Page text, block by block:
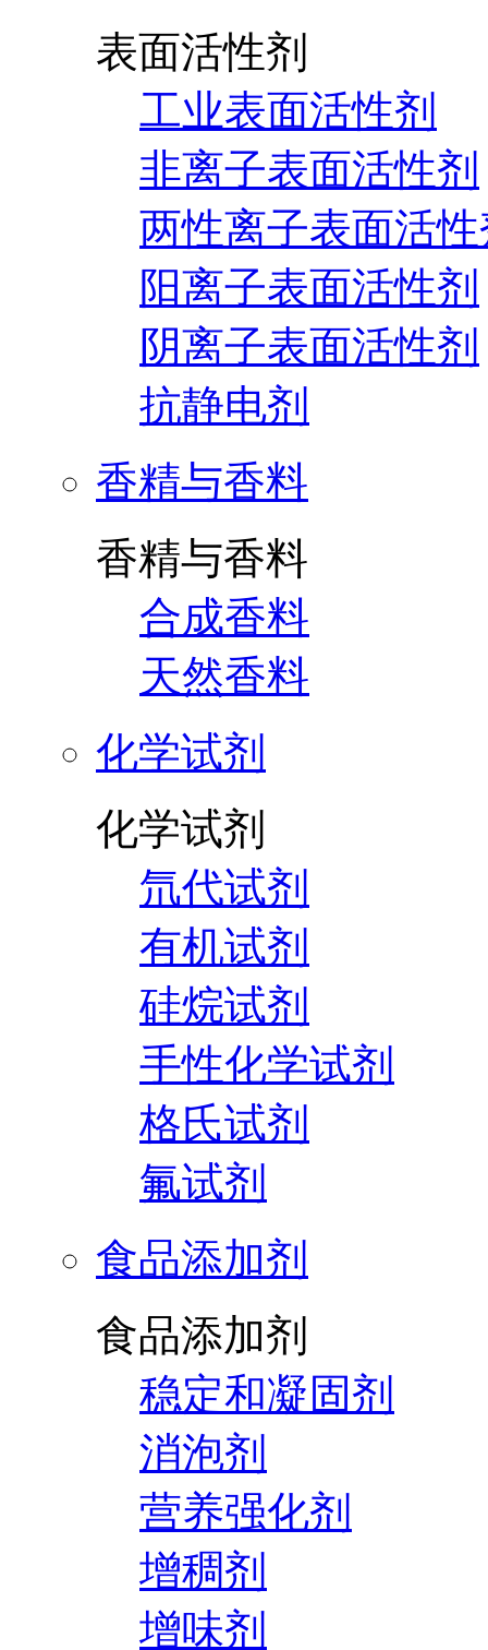
表面活性剂
工业表面活性剂
非离子表面活性剂
两性离子表面活
阳离子表面活性剂
阴离子表面活性剂
抗静电剂
香精与香料
香精与香料
合成香料
天然香料
化学试剂
化学试剂
氘代试剂
有机试剂
硅烷试剂
手性化学试剂
格氏试剂
氟试剂
食品添加剂
食品添加剂
稳定和凝固剂
消泡剂
营养强化剂
增稠剂
增味剂